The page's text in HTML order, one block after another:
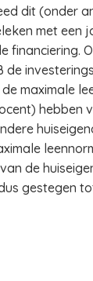
dit (onder
met een
maximale
de
gestegen